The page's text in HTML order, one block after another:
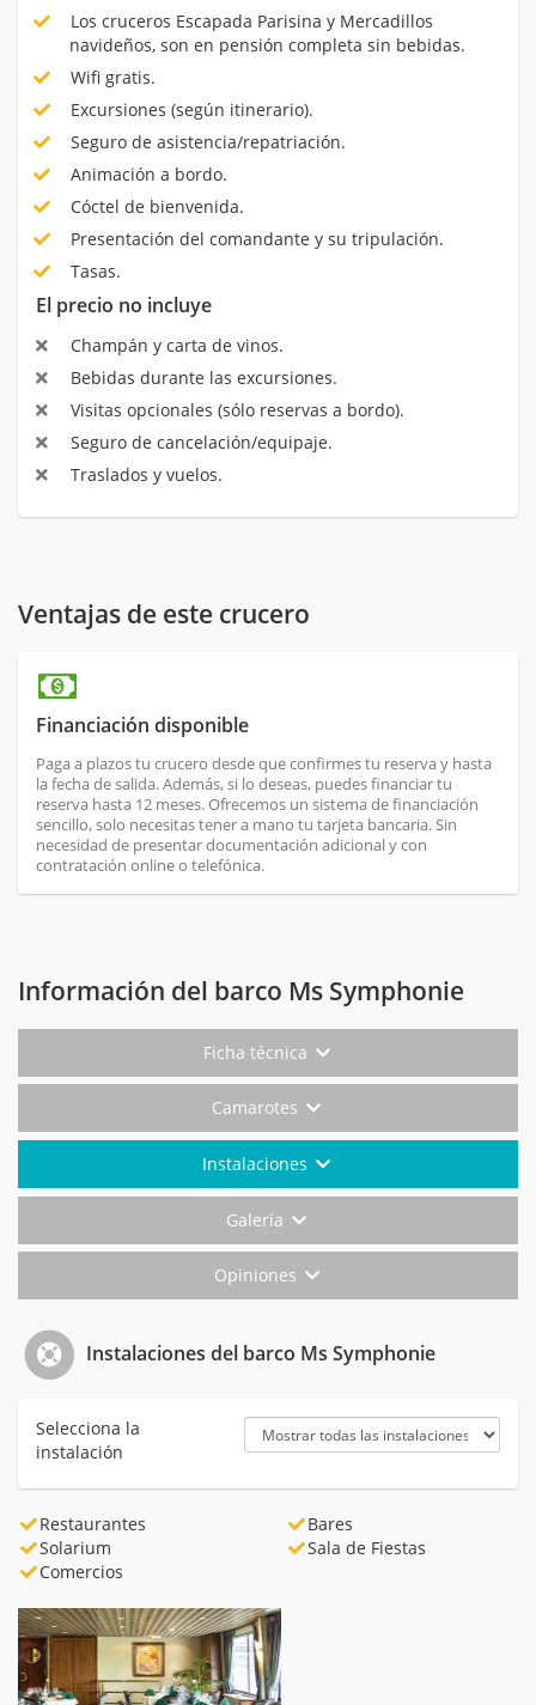
Los cruceros Escapada Parisina y Mercadillos
navideños, son en pensión completa sin bebidas.
Wifi gratis.
Excursiones (según itinerario).
Seguro de asistencia/repatriación.
Animación a bordo.
Cóctel de bienvenida.
Presentación del comandante y su tripulación.
Tasas.
El precio no incluye
Champán y carta de vinos.
Bebidas durante las excursiones.
Visitas opcionales (sólo reservas a bordo).
Seguro de cancelación/equipaje.
Traslados y vuelos.
Ventajas de este crucero
Financiación disponible
Paga a plazos tu crucero desde que confirmes tu reserva y hasta
la fecha de salida. Además, si lo deseas, puedes financiar tu
reserva hasta 12 meses. Ofrecemos un sistema de financiación
sencillo, solo necesitas tener a mano tu tarjeta bancaria. Sin
necesidad de presentar documentación adicional y con
contratación online o telefónica.
Información del barco Ms Symphonie
Ficha técnica
Camarotes
Instalaciones
Galería
Opiniones
Instalaciones del barco Ms Symphonie
Selecciona la
instalación
Restaurantes
Bares
Solarium
Sala de Fiestas
Comercios